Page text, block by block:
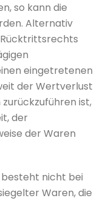
so kann die
Alternativ
eingetretenen
der Wertverlust
ist,
der
der Waren
nicht bei
Waren, die